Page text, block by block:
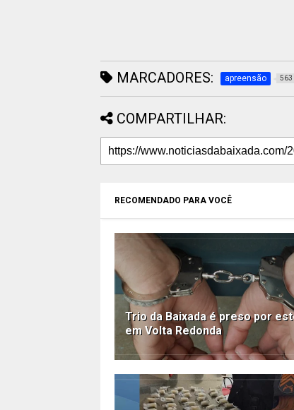
MARCADORES: apreensão 563
COMPARTILHAR:
RECOMENDADO PARA VOCÊ
Trio da Baixada é preso por
em Volta Redonda